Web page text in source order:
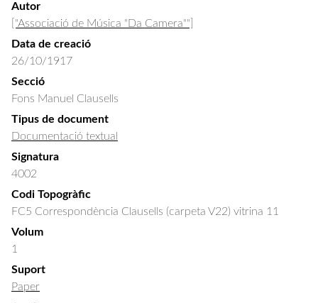
Autor
["Associació de Música "Da Camera""]
Data de creació
26/10/1917
Secció
Fons Manuel Clausells
Tipus de document
Documentació textual
Signatura
4002
Codi Topogràfic
FC5 Correspondència Clausells (carpeta V22) vitrina 11
Volum
1
Suport
Paper